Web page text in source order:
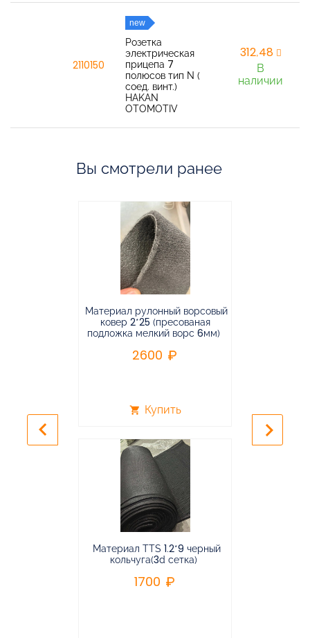
2110150
new
Розетка
электрическая
прицепа 7
полюсов тип N (
соед. винт.)
HAKAN
OTOMOTIV
312,48
В
наличии
Вы смотрели ранее
Материал рулонный ворсовый
ковер 2*25 (пресованая
подложка мелкий ворс 6мм)
2600
shopping_cart Купить
Материал TTS 1.2*9 черный
кольчуга(3d сетка)
1700
keyboard_arrow_left keyboard_arrow_right